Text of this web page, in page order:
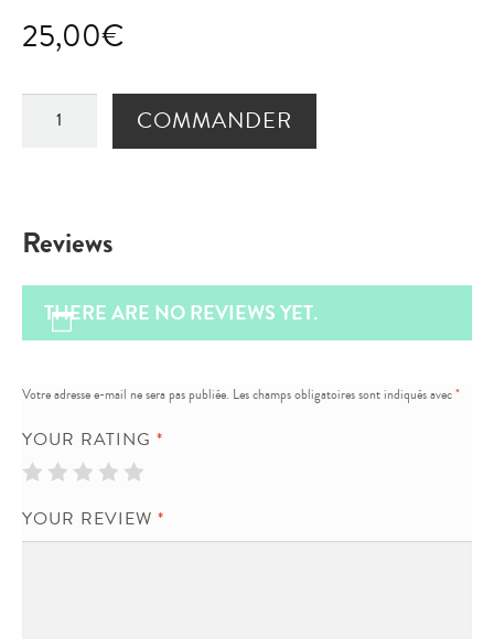
25,00€
Sweet
dreams
COMMANDER
Reviews
THERE ARE NO REVIEWS YET.
Votre adresse e-mail ne sera pas publiée. Les champs obligatoires sont indiqués avec*
YOUR RATING *
YOUR REVIEW *